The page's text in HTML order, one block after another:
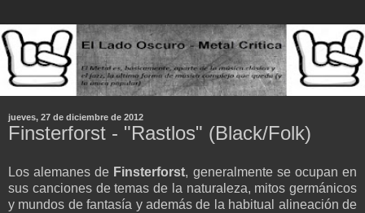
jueves, 27 de diciembre de 2012
Finsterforst - "Rastlos" (Black/Folk)
Los alemanes de Finsterforst, generalmente se ocupan en
sus canciones de temas de la naturaleza, mitos germánicos
y mundos de fantasía y además de la habitual alineación de